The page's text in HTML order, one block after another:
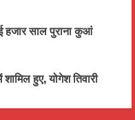
हजार साल पुराना कुआं
हुए, योगेश तिवारी